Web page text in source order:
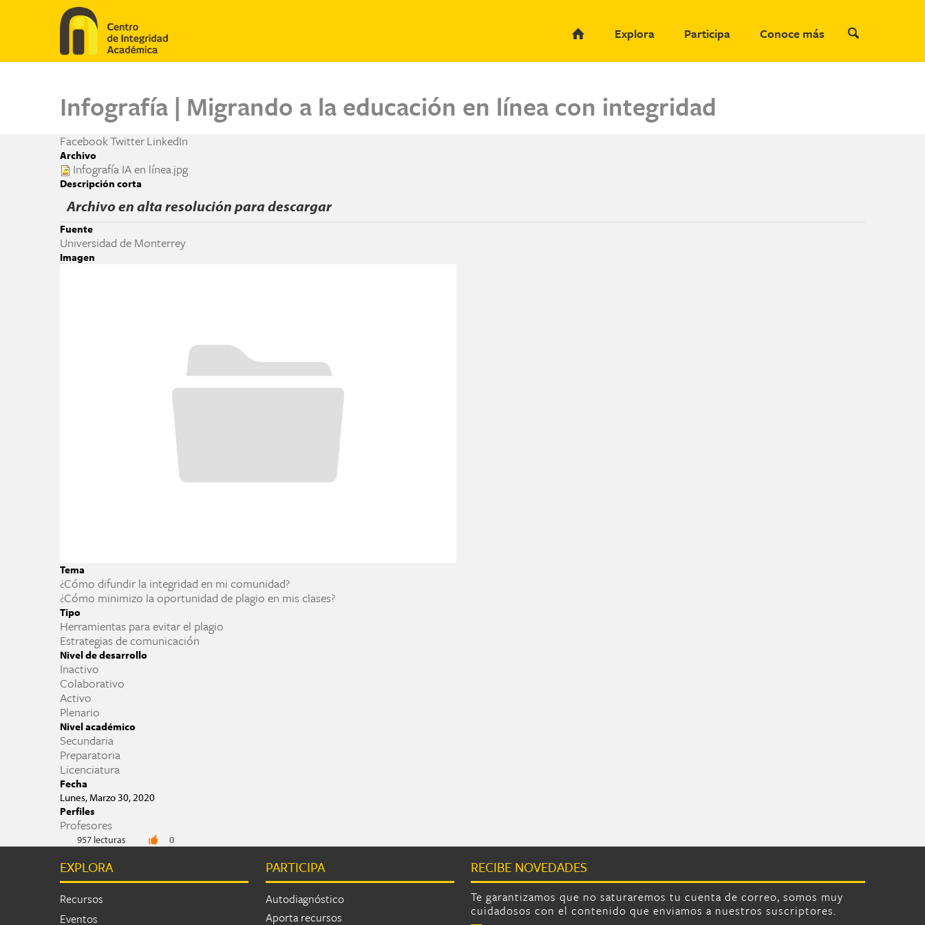
Pasar al contenido principal
Explora
Participa Conoce más
Infografía | Migrando a la educación en línea con integridad
FacebookTwitterLinkedIn
Archivo
Infografía IA en línea.jpg
Descripción corta
Archivo en alta resolución para descargar
Fuente
Universidad de Monterrey
Imagen
Tema
¿Cómo difundir la integridad en mi comunidad?
¿Cómo minimizo la oportunidad de plagio en mis clases?
Tipo
Herramientas para evitar el plagio
Estrategias de comunicación
Nivel de desarrollo
Inactivo
Colaborativo
Activo
Plenario
Nivel académico
Secundaria
Preparatoria
Licenciatura
Fecha
Lunes, Marzo 30, 2020
Perfiles
Profesores
957 lecturas 0
EXPLORA
Recursos
Eventos
PARTICIPA
Autodiagnóstico
Aporta recursos
RECIBE NOVEDADES
Te garantizamos que no saturaremos tu cuenta de correo, somos muy
cuidadosos con el contenido que enviamos a nuestros suscriptores.